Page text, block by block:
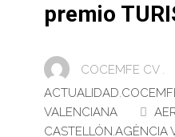
premio
COCEMFE CV .
ACTUALIDAD,
VALENCIANA
CASTELLÓN,AGÈNCIA